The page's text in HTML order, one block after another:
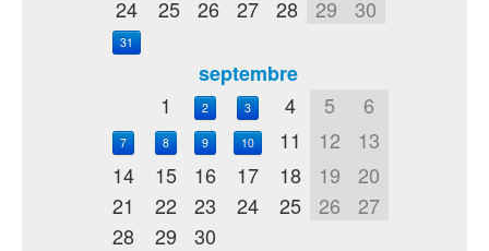
24
25 26 27 28 29 30
31
septembre
1
2 3 4 5 6
7 8 9 10 11 12
13
14
15 16 17 18 19
20
21
22 23 24 25 26
27
28
29
30